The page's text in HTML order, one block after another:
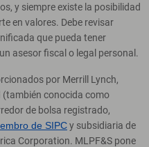
y siempre existe la posibilidad
en valores. Debe revisar
que pueda tener
asesor fiscal o legal personal.
por Merrill Lynch,
(también conocida como
de bolsa registrado,
de SIPCy subsidiaria de
Corporation. MLPF&S pone